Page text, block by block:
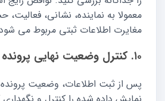
معمولا به نماینده، نشانی، فعالیت،
مغایرت اطلاعات ثبتی مربوط می
۱۰. کنترل وضعیت نهایی پرونده
پس از ثبت اطلاعات، وضعیت